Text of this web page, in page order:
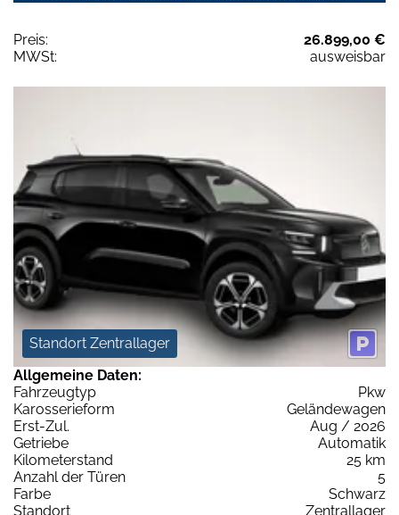
Preis:
26.899,00 €
MWSt:
ausweisbar
Standort Zentrallager
Allgemeine Daten:
Fahrzeugtyp
Pkw
Karosserieform
Geländewagen
Erst-Zul.
Aug / 2026
Getriebe
Automatik
Kilometerstand
25 km
Anzahl der Türen
5
Farbe
Schwarz
Standort
Zentrallager